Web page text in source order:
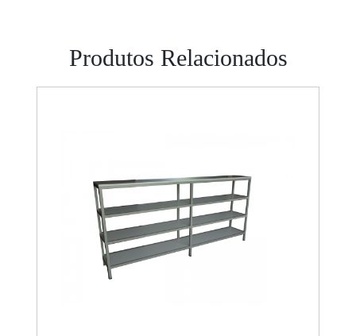
Produtos Relacionados